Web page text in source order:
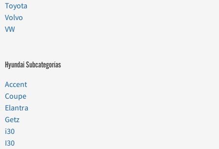
Toyota
Volvo
VW
Hyundai Subcategorías
Accent
Coupe
Elantra
Getz
i30
I30